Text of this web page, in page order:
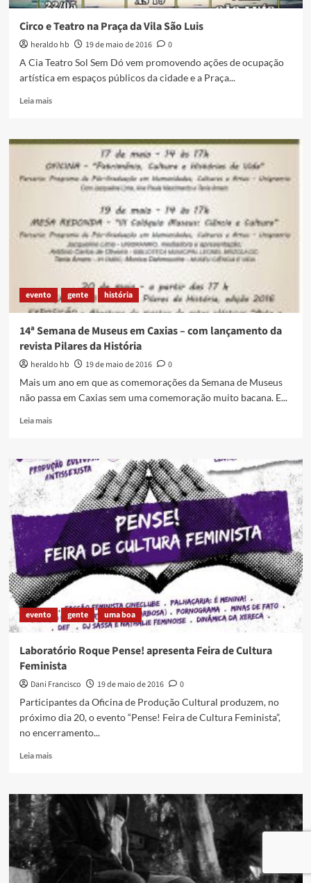
Circo e Teatro na Praça da Vila São Luis
heraldo hb 19 de maio de 2016
0
A Cia Teatro Sol Sem Dó vem promovendo ações de ocupação
artística em espaços públicos da cidade e a Praça...
Leia maisRead
Circo
Teatro
na
Vila
São
evento gente história
14ª Semana de Museus em Caxias – com lançamento da
revista Pilares da História
heraldo hb 19 de maio de 2016
0
Mais um ano em que as comemorações da Semana de Museus
não passa em Caxias sem uma comemoração muito bacana. E...
Leia maisRead
14ª
Semana
em
Caxias
–
com
lançamento
da
revista
Pilares
da
História
evento gente uma boa
Laboratório Roque Pense! apresenta Feira de Cultura
Feminista
Dani Francisco 19 de maio de 2016
0
Participantes da Oficina de Produção Cultural produzem, no
próximo dia 20, o evento “Pense! Feira de Cultura Feminista”,
no encerramento...
Leia maisRead
Laboratório
Roque
de